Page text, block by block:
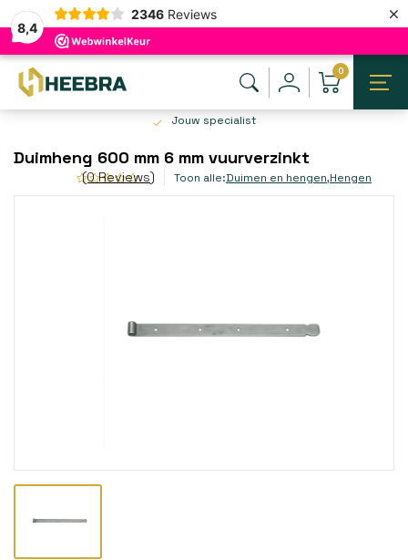
8,4
2346 Reviews ×
0
Jouw specialist
Duimheng 600 mm 6 mm vuurverzinkt
(0 Reviews) Toon alle:Duimen en hengen,Hengen